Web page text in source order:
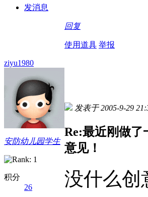
发消息
回复
使用道具 举报
ziyu1980
安防幼儿园学生
积分
26
发表于 2005-9-29
Re:最近刚做了
意见！
没什么创